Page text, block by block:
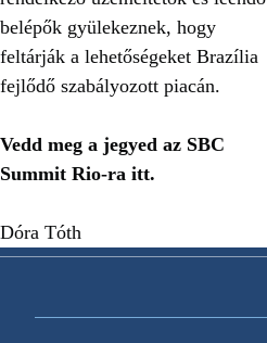
belépők gyülekeznek, hogy
feltárják a lehetőségeket Brazília
fejlődő szabályozott piacán.
Vedd meg a jegyed az SBC
Summit Rio-ra itt.
Dóra Tóth